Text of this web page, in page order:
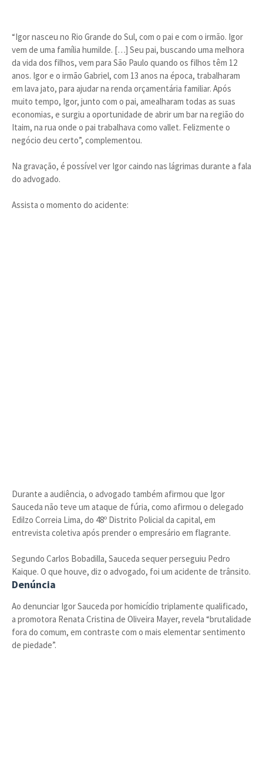
“Igor nasceu no Rio Grande do Sul, com o pai e com o irmão. Igor
vem de uma família humilde. […] Seu pai, buscando uma melhora
da vida dos filhos, vem para São Paulo quando os filhos têm 12
anos. Igor e o irmão Gabriel, com 13 anos na época, trabalharam
em lava jato, para ajudar na renda orçamentária familiar. Após
muito tempo, Igor, junto com o pai, amealharam todas as suas
economias, e surgiu a oportunidade de abrir um bar na região do
Itaim, na rua onde o pai trabalhava como vallet. Felizmente o
negócio deu certo”, complementou.
Na gravação, é possível ver Igor caindo nas lágrimas durante a fala
do advogado.
Assista o momento do acidente:
Durante a audiência, o advogado também afirmou que Igor
Sauceda não teve um ataque de fúria, como afirmou o delegado
Edilzo Correia Lima, do 48º Distrito Policial da capital, em
entrevista coletiva após prender o empresário em flagrante.
Segundo Carlos Bobadilla, Sauceda sequer perseguiu Pedro
Kaique. O que houve, diz o advogado, foi um acidente de trânsito.
Denúncia
Ao denunciar Igor Sauceda por homicídio triplamente qualificado,
a promotora Renata Cristina de Oliveira Mayer, revela “brutalidade
fora do comum, em contraste com o mais elementar sentimento
de piedade”.